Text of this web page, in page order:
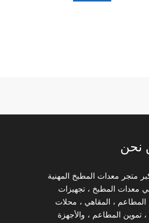
نحن
متجر معدات المطبخ المهنية
معدات المطبخ ، تجهيزات
المطاعم ، المقاهي ، محلات
تموين المطاعم ، والأجهزة